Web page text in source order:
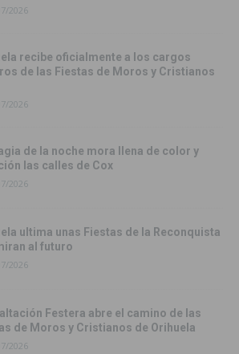
2026
recibe oficialmente a los cargos
de las Fiestas de Moros y Cristianos
2026
de la noche mora llena de color y
las calles de Cox
2026
ultima unas Fiestas de la Reconquista
al futuro
2026
Festera abre el camino de las
de Moros y Cristianos de Orihuela
2026